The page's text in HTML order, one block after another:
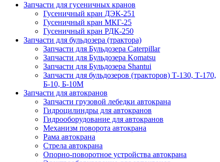
Запчасти для гусеничных кранов
Гусеничный кран ДЭК-251
Гусеничный кран МКГ-25
Гусеничный кран РДК-250
Запчасти для бульдозера (трактора)
Запчасти для Бульдозера Caterpillar
Запчасти для Бульдозера Komatsu
Запчасти для Бульдозера Shantui
Запчасти для бульдозеров (тракторов) Т-130, Т-170,
Б-10, Б-10М
Запчасти для автокранов
Запчасти грузовой лебедки автокрана
Гидроцилиндры для автокранов
Гидрооборудование для автокранов
Механизм поворота автокрана
Рама автокрана
Стрела автокрана
Опорно-поворотное устройства автокрана